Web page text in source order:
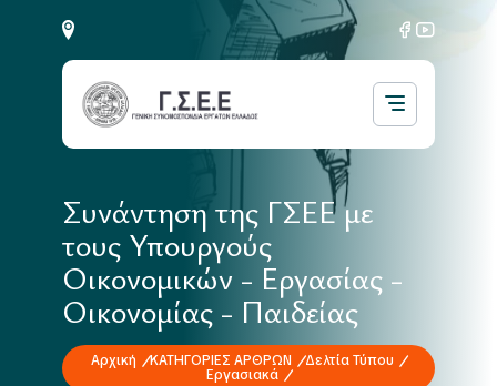
Συνάντηση της ΓΣΕΕ με
τους Υπουργούς
Οικονομικών - Εργασίας -
Οικονομίας - Παιδείας
Αρχική ΚΑΤΗΓΟΡΙΕΣ ΑΡΘΡΩΝ
Δελτία Τύπου
Εργασιακά